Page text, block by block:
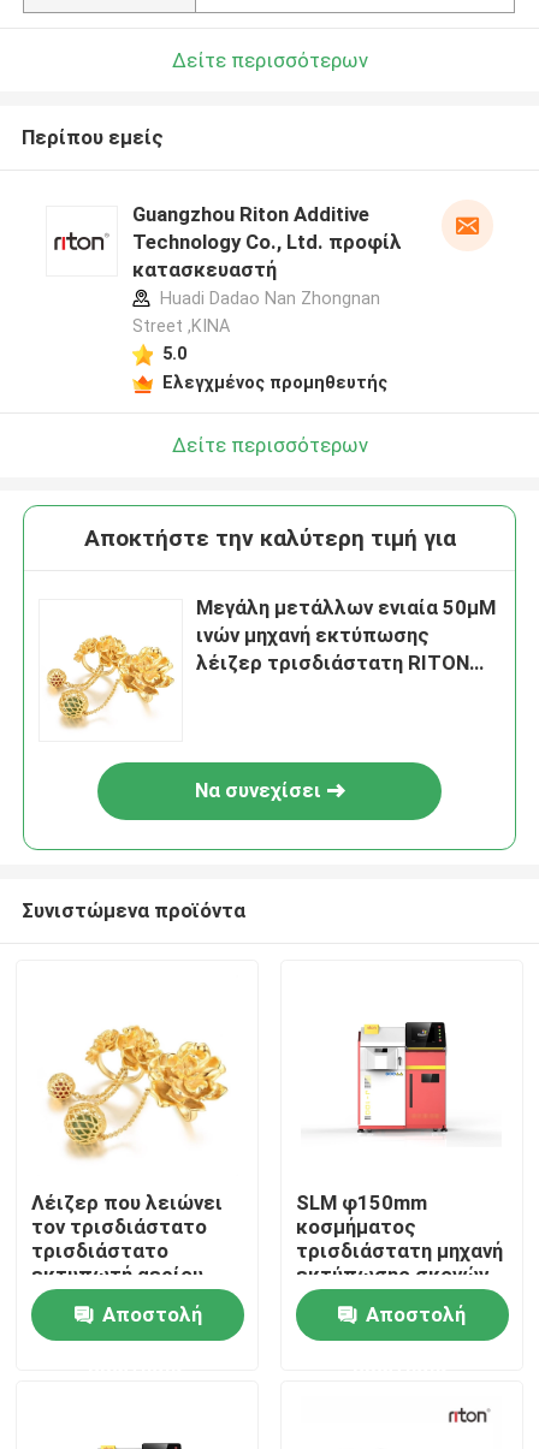
Σπίτι
Επαφές
Δείτε περισσότερων
Περίπου εμείς
Guangzhou Riton Additive
Technology Co., Ltd. προφίλ
κατασκευαστή
Huadi Dadao Nan Zhongnan
Street ,ΚΙΝΑ
5.0
Ελεγχμένος προμηθευτής
Δείτε περισσότερων
Αποκτήστε την καλύτερη τιμή για
Μεγάλη μετάλλων ενιαία 50μM
ινών μηχανή εκτύπωσης
λέιζερ τρισδιάστατη RITON
Να συνεχίσει
Συνιστώμενα προϊόντα
Λέιζερ που λειώνει
τον τρισδιάστατο
τρισδιάστατο
εκτυπωτή αερίου
αργού μηχανών Dmls
κοσμήματος μηχανών
εκτύπωσης 2.5KW
Αποστολή
SLM φ150mm
κοσμήματος
τρισδιάστατη μηχανή
εκτύπωσης σκονών
μετάλλων
εκτυπωτών οδοντική
ιατρική
Αποστολή